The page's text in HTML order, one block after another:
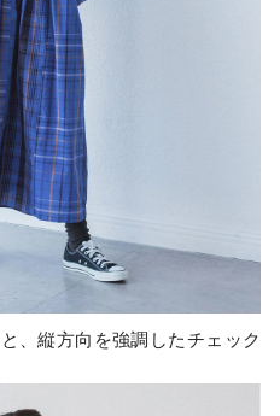
、縦方向を強調したチェック